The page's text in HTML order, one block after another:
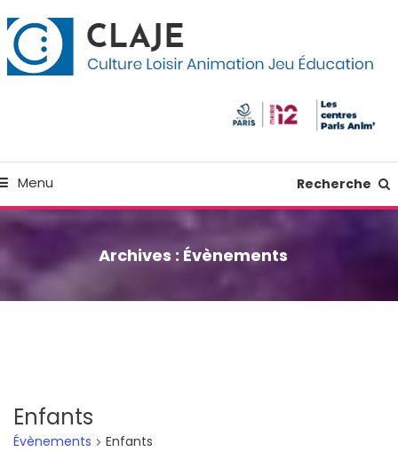
Menu Recherche
Archives : Évènements
Enfants
Évènements Enfants